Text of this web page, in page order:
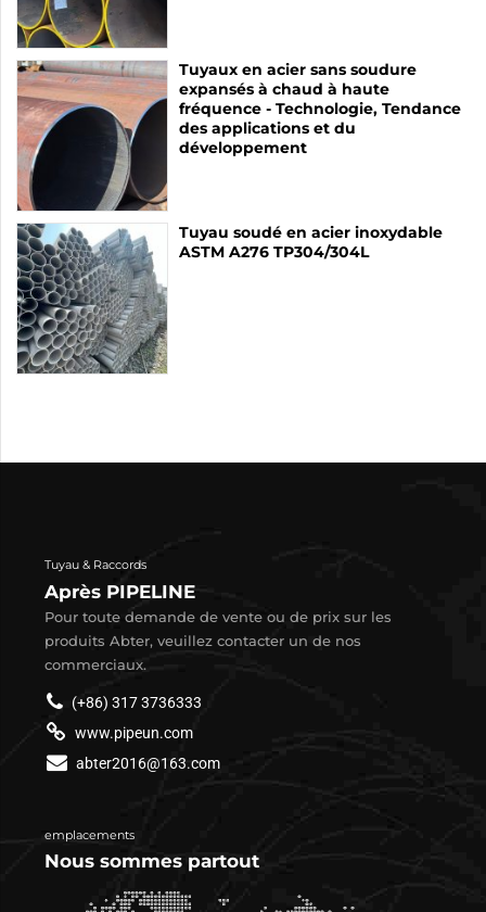
Tuyaux en acier sans soudure
expansés à chaud à haute
fréquence - Technologie, Tendance
des applications et du
développement
Tuyau soudé en acier inoxydable
ASTM A276 TP304/304L
Tuyau & Raccords
Après PIPELINE
Pour toute demande de vente ou de prix sur les
produits Abter, veuillez contacter un de nos
commerciaux.
(+86) 317 3736333
www.pipeun.com
abter2016@163.com
emplacements
Nous sommes partout